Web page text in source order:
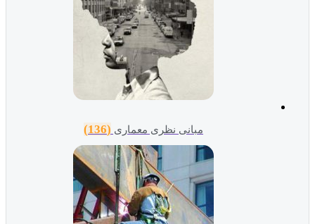
مبانی نظری معماری (136)